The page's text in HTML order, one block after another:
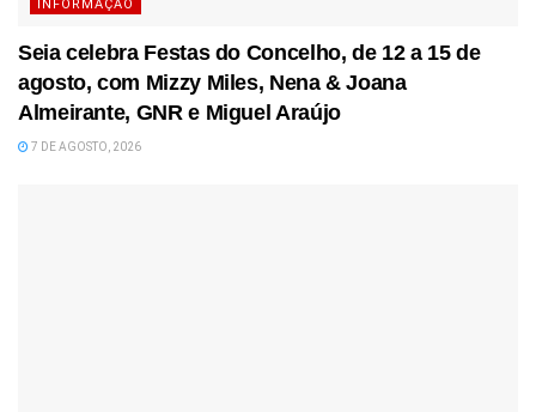
INFORMAÇÃO
Seia celebra Festas do Concelho, de 12 a 15 de
agosto, com Mizzy Miles, Nena & Joana
Almeirante, GNR e Miguel Araújo
7 DE AGOSTO, 2026